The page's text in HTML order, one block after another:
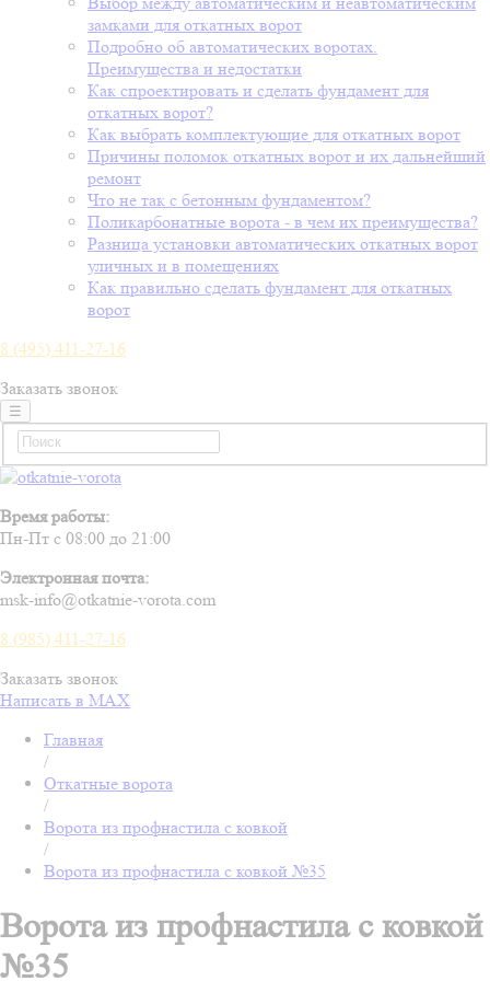
замками для откатных ворот
Подробно об автоматических воротах.
Преимущества и недостатки
Как спроектировать и сделать фундамент для
откатных ворот?
Как выбрать комплектующие для откатных ворот
Причины поломок откатных ворот и их дальнейший
ремонт
Что не так с бетонным фундаментом?
Поликарбонатные ворота - в чем их преимущества?
Разница установки автоматических откатных ворот
уличных и в помещениях
Как правильно сделать фундамент для откатных
ворот
8 (495) 411-27-16
Заказать звонок
☰
Время работы:
Пн-Пт с 08:00 до 21:00
Электронная почта:
msk-info@otkatnie-vorota.com
8 (985) 411-27-16
Заказать звонок
Написать в MAX
Главная
/
Откатные ворота
/
Ворота из профнастила с ковкой
/
Ворота из профнастила с ковкой №35
Ворота из профнастила с ковкой
№35